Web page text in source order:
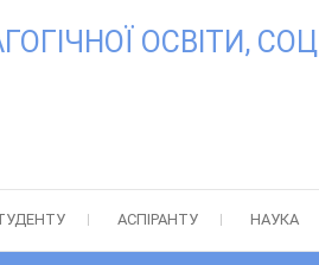
ОСВІТИ,
АСПІРАНТУ НАУКА